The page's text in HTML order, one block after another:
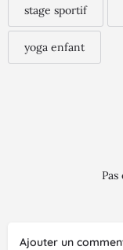
stage sportif
yoga enfant
Ajouter un